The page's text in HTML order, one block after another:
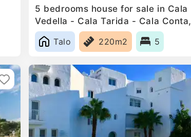
5 bedrooms house for sale in Cala
Vedella - Cala Tarida - Cala Conta,
Spain
Talo
220m2 5